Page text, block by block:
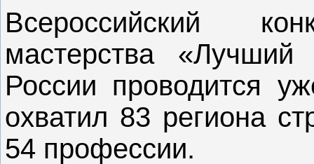
Всероссийский
мастерства
России проводится
охватил 83 региона
54 профессии.